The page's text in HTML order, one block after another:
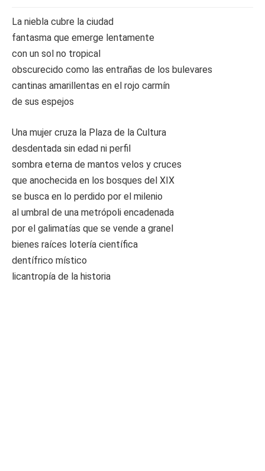
La niebla cubre la ciudad
fantasma que emerge lentamente
con un sol no tropical
obscurecido como las entrañas de los bulevares
cantinas amarillentas en el rojo carmín
de sus espejos
Una mujer cruza la Plaza de la Cultura
desdentada sin edad ni perfil
sombra eterna de mantos velos y cruces
que anochecida en los bosques del XIX
se busca en lo perdido por el milenio
al umbral de una metrópoli encadenada
por el galimatías que se vende a granel
bienes raíces lotería científica
dentífrico místico
licantropía de la historia